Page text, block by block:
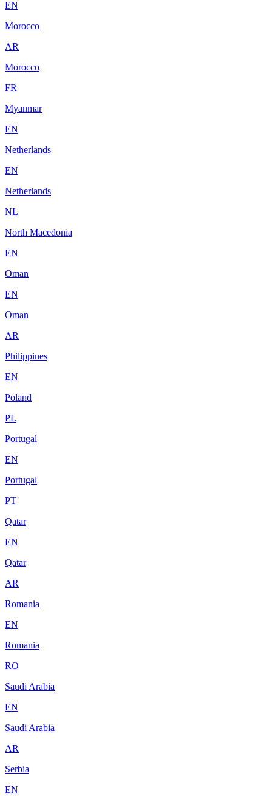
EN
Morocco
AR
Morocco
FR
Myanmar
EN
Netherlands
EN
Netherlands
NL
North Macedonia
EN
Oman
EN
Oman
AR
Philippines
EN
Poland
PL
Portugal
EN
Portugal
PT
Qatar
EN
Qatar
AR
Romania
EN
Romania
RO
Saudi Arabia
EN
Saudi Arabia
AR
Serbia
EN